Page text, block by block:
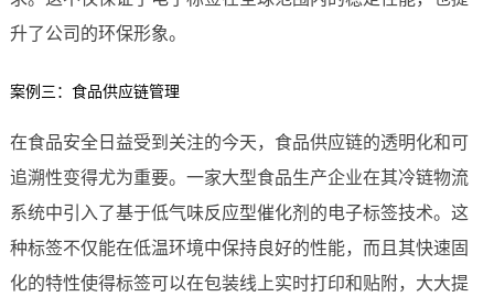
升了公司的环保形象。
案例三：食品供应链管理
在食品安全日益受到关注的今天，食品供应链的透明化和可
追溯性变得尤为重要。一家大型食品生产企业在其冷链物流
系统中引入了基于低气味反应型催化剂的电子标签技术。这
种标签不仅能在低温环境中保持良好的性能，而且其快速固
化的特性使得标签可以在包装线上实时打印和贴附，大大提